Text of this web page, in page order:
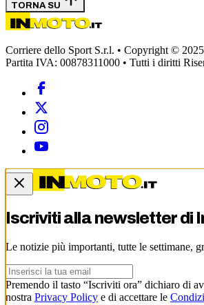
TORNA SU
Corriere dello Sport S.r.l. • Copyright © 2025
Partita IVA: 00878311000 • Tutti i diritti
Iscriviti alla newsletter di
Le notizie più importanti, tutte le settimane,
Premendo il tasto “Iscriviti ora” dichiaro di
nostra Privacy Policy e di accettare le